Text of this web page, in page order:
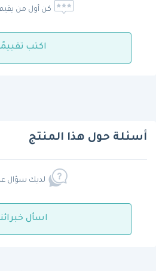
كن أول من
اكتب
أسئلة حول هذا المنتج
لديك سؤال
اسأل